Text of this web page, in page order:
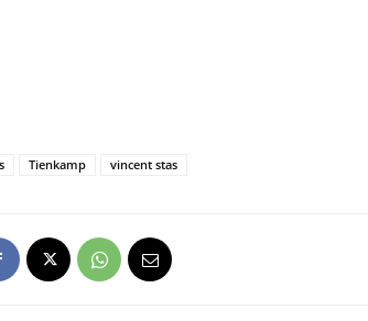
Tienkamp vincent stas